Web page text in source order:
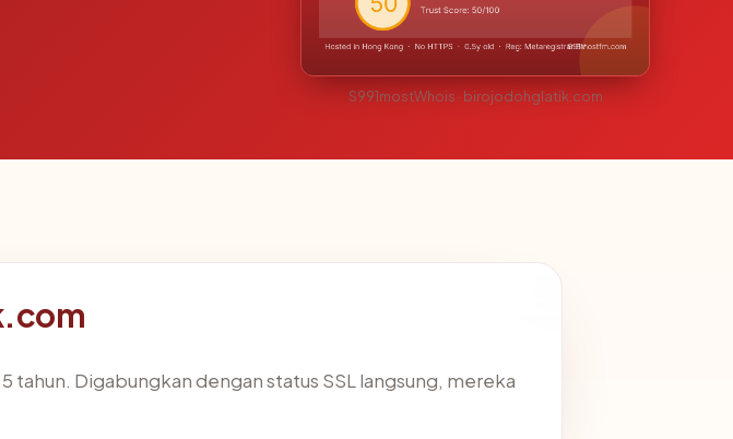
S991mostWhois · birojodohglatik.com
tahun. Digabungkan dengan status SSL langsung, mereka